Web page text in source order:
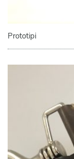
Prototipi